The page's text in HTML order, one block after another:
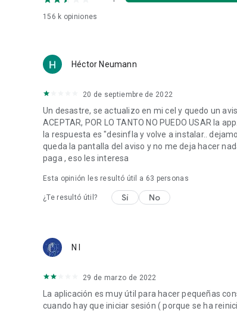
Las suscripciones se cargarán en su tarjeta de
*Los productos y los servicios gratuitos están
Más información:
Sitio web de Autodesk: https://
Términos de uso: https://www.autodesk.com/
web-services/autodesk-autocad-mobile-terms-
156 k opiniones
Héctor Neumann
20 de septiembre de 2022
Un desastre, se actualizo en mi cel y quedo un
ACEPTAR, POR LO TANTO NO PUEDO USAR la
la respuesta es "desinfla y volve a instalar..
queda la pantalla del aviso y no me deja hacer
paga , eso les interesa
Esta opinión les resultó útil a 63 personas
¿Te resultó útil? Sí No
N I
29 de marzo de 2022
La aplicación es muy útil para hacer pequeñas
cuando hay que iniciar sesión ( porque se ha